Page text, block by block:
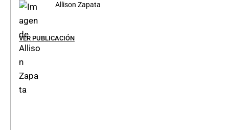
Allison Zapata
VER PUBLICACIÓN